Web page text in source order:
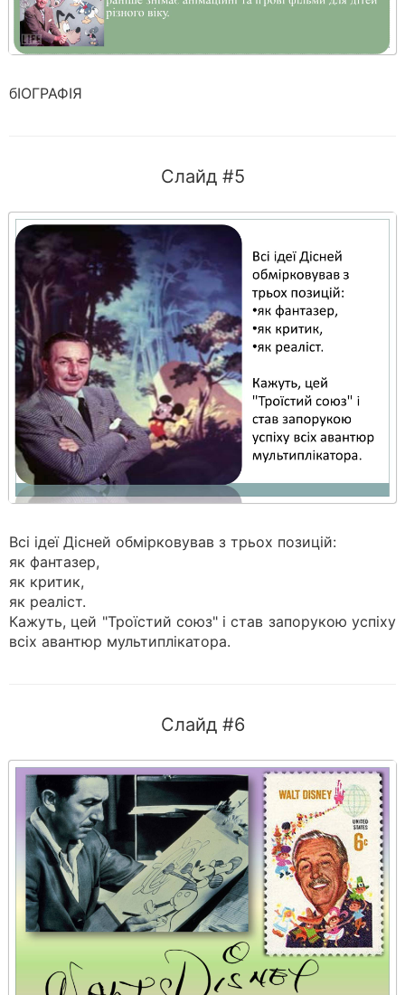
бІОГРАФІЯ
Слайд #5
Всі ідеї Дісней обмірковував з трьох позицій:
як фантазер,
як критик,
як реаліст.
Кажуть, цей "Троїстий союз" і став запорукою успіху
всіх авантюр мультиплікатора.
Слайд #6